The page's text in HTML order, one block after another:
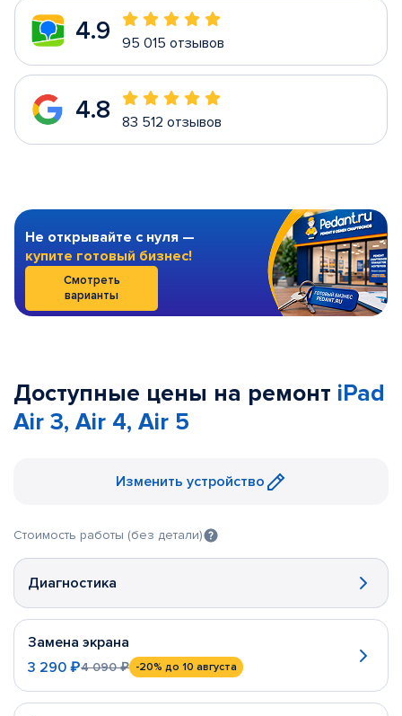
4.9 95 015 отзывов
4.8 83 512 отзывов
Не открывайте с нуля —
купите готовый бизнес!
Смотреть
варианты
Доступные цены на ремонт iPad
Air 3, Air 4, Air 5
Изменить устройство
Стоимость работы (без детали)
Диагностика
Замена экрана
3 290 ₽4 090 ₽ -20% до 10 августа